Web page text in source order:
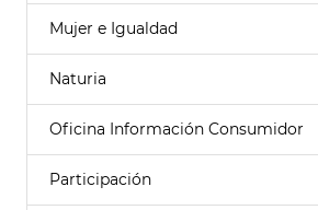
Mujer e Igualdad
Naturia
Oficina Información Consumidor
Participación